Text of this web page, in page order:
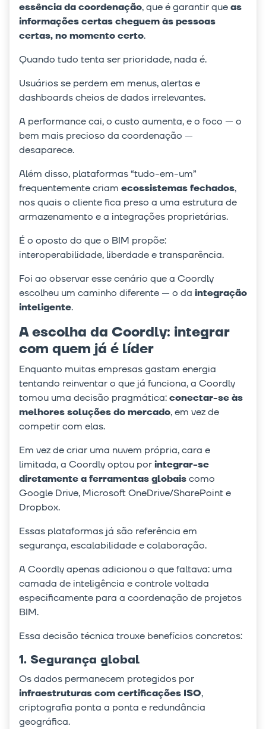
essência da coordenação, que é garantir queas
informações certas cheguem às pessoas
certas, no momento certo.
Quando tudo tenta ser prioridade, nada é.
Usuários se perdem em menus, alertas e
dashboards cheios de dados irrelevantes.
A performance cai, o custo aumenta, e o foco — o
bem mais precioso da coordenação —
desaparece.
Além disso, plataformas “tudo-em-um”
frequentemente criam ecossistemas fechados,
nos quais o cliente fica preso a uma estrutura de
armazenamento e a integrações proprietárias.
É o oposto do que o BIM propõe:
interoperabilidade, liberdade e transparência.
Foi ao observar esse cenário que a Coordly
escolheu um caminho diferente — o da integração
inteligente.
A escolha da Coordly: integrar
com quem já é líder
Enquanto muitas empresas gastam energia
tentando reinventar o que já funciona, a Coordly
tomou uma decisão pragmática:conectar-se às
melhores soluções do mercado, em vez de
competir com elas.
Em vez de criar uma nuvem própria, cara e
limitada, a Coordly optou porintegrar-se
diretamente a ferramentas globaiscomo
Google Drive, Microsoft OneDrive/SharePoint e
Dropbox.
Essas plataformas já são referência em
segurança, escalabilidade e colaboração.
A Coordly apenas adicionou o que faltava: uma
camada de inteligência e controle voltada
especificamente para a coordenação de projetos
BIM.
Essa decisão técnica trouxe benefícios concretos:
1. Segurança global
Os dados permanecem protegidos por
infraestruturas com certificações ISO,
criptografia ponta a ponta e redundância
geográfica.